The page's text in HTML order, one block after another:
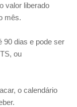
valor liberado
mês.
90 dias e pode ser
ou
o calendário